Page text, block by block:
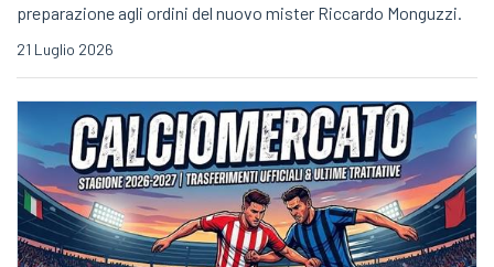
preparazione agli ordini del nuovo mister Riccardo Monguzzi.
21 Luglio 2026